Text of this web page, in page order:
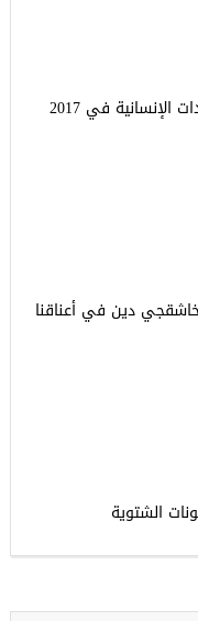
في 2017
دين في أعناقنا
الشتوية